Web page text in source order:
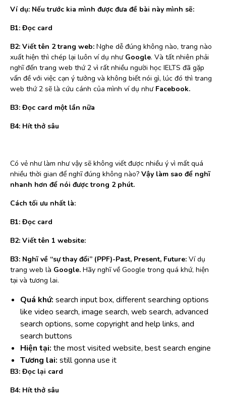
Ví dụ: Nếu trước kia mình được đưa đề bài này mình sẽ:
B1: Đọc card
B2: Viết tên 2 trang web: Nghe dễ đúng không nào, trang nào
xuất hiện thì chép lại luôn ví dụ như Google. Và tất nhiên phải
nghĩ đến trang web thứ 2 vì rất nhiều người học IELTS đã gặp
vấn đề với việc cạn ý tưởng và không biết nói gì, lúc đó thì trang
web thứ 2 sẽ là cứu cánh của mình ví dụ như Facebook.
B3: Đọc card một lần nữa
B4: Hít thở sâu
Có vẻ như làm như vậy sẽ không viết được nhiều ý vì mất quá
nhiều thời gian để nghĩ đúng không nào? Vậy làm sao để nghĩ
nhanh hơn để nói được trong 2 phút.
Cách tối ưu nhất là:
B1: Đọc card
B2: Viết tên 1 website:
B3: Nghĩ về “sự thay đổi” (PPF)-Past, Present, Future: Ví dụ
trang web là Google. Hãy nghĩ về Google trong quá khứ, hiện
tại và tương lai.
Quá khứ: search input box, different searching options
like video search, image search, web search, advanced
search options, some copyright and help links, and
search buttons
Hiện tại: the most visited website, best search engine
Tương lai: still gonna use it
B3: Đọc lại card
B4: Hít thở sâu